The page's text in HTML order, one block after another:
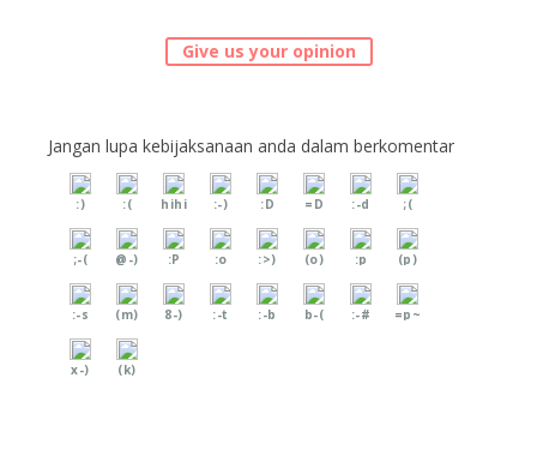
Give us your opinion
Jangan lupa kebijaksanaan anda dalam berkomentar
:) :( hihi :-) :D =D :-d ;(
;-( @-) :P :o :>) (o) :p (p)
:-s (m) 8-) :-t :-b b-( :-# =p~
x-) (k)